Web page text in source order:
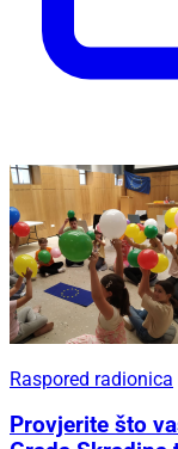
Raspored radionica
Provjerite što